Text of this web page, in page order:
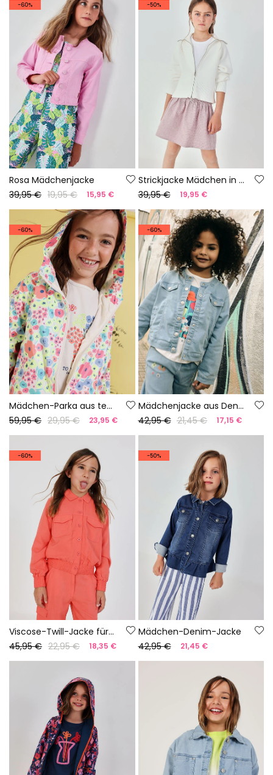
-60%
Rosa Mädchenjacke
39,95 € 19,95 € 15,95 €
-50%
Strickjacke Mädchen in Weiß
39,95 €
19,95 €
-60%
Mädchen-Parka aus technischem Gewebe mit Blumenmuster
59,95 € 29,95 € 23,95 €
-60%
Mädchenjacke aus Denim-Strick
42,95 € 21,45 € 17,15 €
-60%
Viscose-Twill-Jacke für Mädchen
45,95 € 22,95 € 18,35 €
-50%
Mädchen-Denim-Jacke
42,95 €
21,45 €